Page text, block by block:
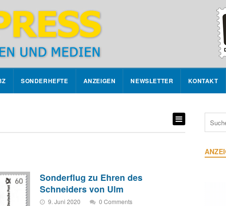
SONDERHEFTE ANZEIGEN NEWSLETTER KONTAKT
Sonderflug zu Ehren des
Schneiders von Ulm
9. Juni 2020 0 Comments